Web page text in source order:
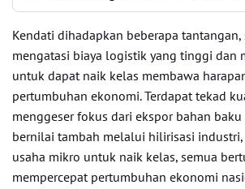
Kendati dihadapkan beberapa
mengatasi biaya logistik yang tinggi dan
untuk dapat naik kelas membawa
pertumbuhan ekonomi. Terdapat tekad
menggeser fokus dari ekspor bahan
bernilai tambah melalui hilirisasi
usaha mikro untuk naik kelas, semua
mempercepat pertumbuhan ekonomi